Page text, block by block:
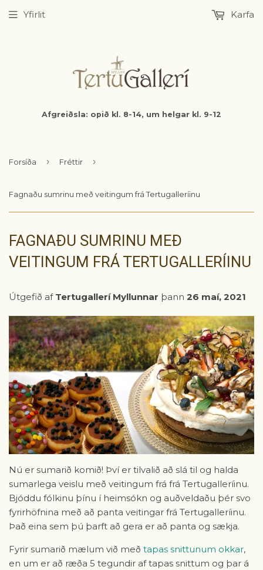
Afgreiðsla: opið kl. 8-14, um helgar kl. 9-12
Yfirlit Karfa
Forsíða › Fréttir ›
Fagnaðu sumrinu með veitingum frá Tertugalleríinu
FAGNAÐU SUMRINU MEÐ
VEITINGUM FRÁ TERTUGALLERÍINU
Útgefið af Tertugallerí Myllunnar þann 26 maí, 2021
Nú er sumarið komið! Því er tilvalið að slá til og halda
sumarlega veislu með veitingum frá frá Tertugalleríinu.
Bjóddu fólkinu þínu í heimsókn og auðveldaðu þér svo
fyrirhöfnina með að panta veitingar frá Tertugalleríinu.
Það eina sem þú þarft að gera er að panta og sækja.
Fyrir sumarið mælum við með tapas snittunum okkar,
en um er að ræða 5 tegundir af tapas snittum og þar á